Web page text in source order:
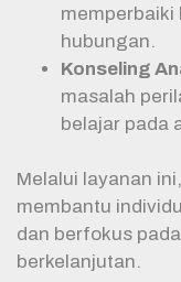
memperbaiki
hubungan.
Konseling
masalah
belajar pada
Melalui layanan
membantu
dan berfokus
berkelanjutan.